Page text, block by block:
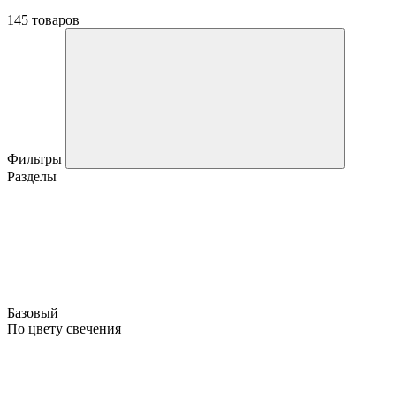
145 товаров
Фильтры
Разделы
Базовый
По цвету свечения